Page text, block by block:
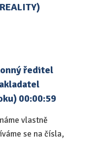
ředitel
00:00:59
vlastně
se na čísla,